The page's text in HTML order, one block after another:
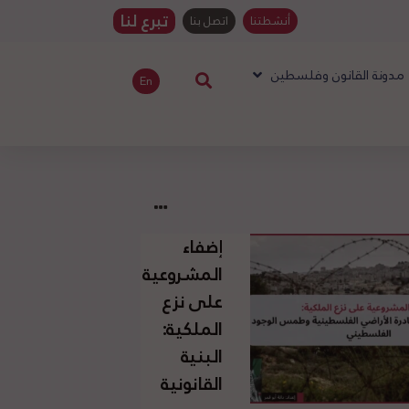
أنشطتنا اتصل بنا تبرع لنا
مدونة القانون وفلسطين En
إضفاء
المشروعية
على نزع
الملكية:
البنية
القانونية